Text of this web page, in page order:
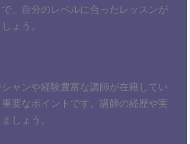
、自分のレベルに合ったレッスンが
ょう。
ャンや経験豊富な講師が在籍してい
要なポイントです。講師の経歴や実
しょう。